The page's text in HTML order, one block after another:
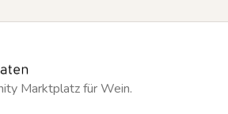
Marktplatz für Wein.